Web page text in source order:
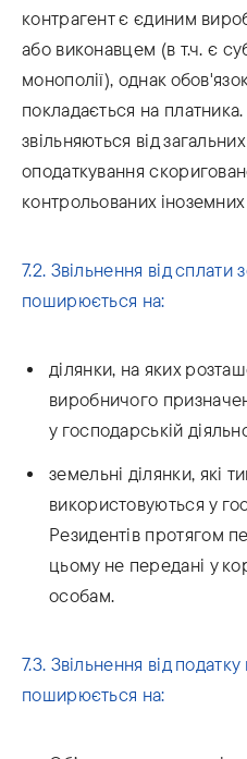
контрагент є єдиним
або виконавцем (в т.ч. є
монополії), однак
покладається на
звільняються від
оподаткування
контрольованих
7.2. Звільнення від сплати
поширюється на:
ділянки, на яких
виробничого
у господарській
земельні ділянки, які
використовуються у
Резидентів протягом
цьому не передані у
особам.
7.3. Звільнення від
поширюється на: